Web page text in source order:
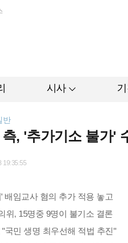
시사
반
, '추가기소 불가'
19:35:55
배임교사 혐의 추가 적용 놓고
위, 15명중 9명이 불기소 결론
국민 생명 최우선해 적법 추진"